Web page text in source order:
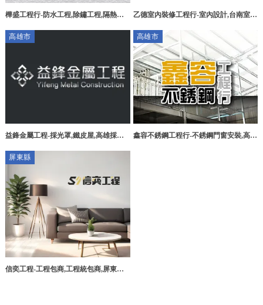
樺盛工程行-防水工程,除鏽工程,隔熱工
熱工程
乙德室內裝修工程行-室內設計,台南室內
室內裝修公司
高雄市
益鋒金屬工程-採光罩,鐵皮屋,高雄採光
皮屋
高雄市
鑫容不銹鋼工程行-不銹鋼門窗安裝,高雄
屏東縣
信奕工程-工程包商,工程統包商,屏東工